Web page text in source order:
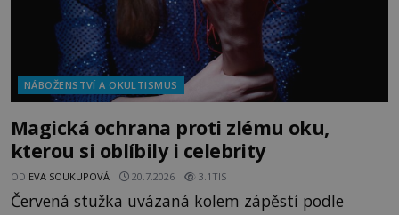
NÁBOŽENSTVÍ A OKULTISMUS
Magická ochrana proti zlému oku,
kterou si oblíbily i celebrity
OD EVA SOUKUPOVÁ 20.7.2026 3.1TIS
Červená stužka uvázaná kolem zápěstí podle